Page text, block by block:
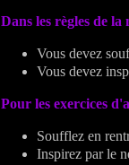
Dans les règles de la
Vous devez
Vous devez
Pour les exercices
Soufflez en
Inspirez par le